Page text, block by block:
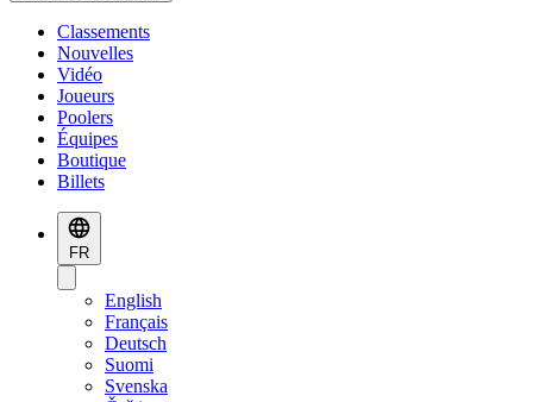
Classements
Nouvelles
Vidéo
Joueurs
Poolers
Équipes
Boutique
Billets
FR
English
Français
Deutsch
Suomi
Svenska